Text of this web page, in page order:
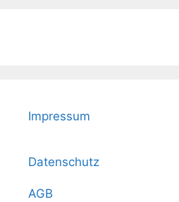
Impressum
Datenschutz
AGB